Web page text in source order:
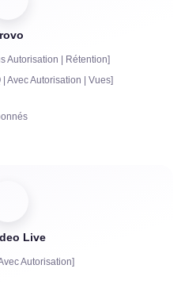
Payants | Primes
de chat
Direct dans le Chat
Autorisation | Rétention]
Avec Autorisation | Vues]
Live
Autorisation]